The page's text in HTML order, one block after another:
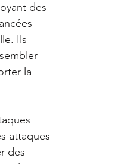
des
Ils
la
attaques
des